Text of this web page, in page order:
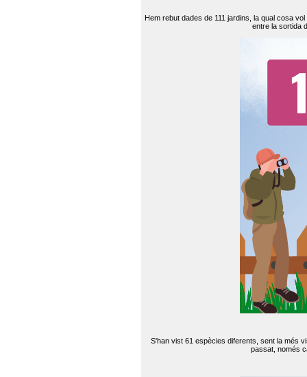
Hem rebut dades de 111 jardins, la qual cosa
entre la sortida
S'han vist 61 espècies diferents, sent la més
passat, només